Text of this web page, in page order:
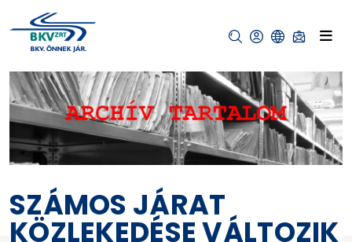
SZÁMOS JÁRAT
KÖZLEKEDÉSE VÁLTOZIK